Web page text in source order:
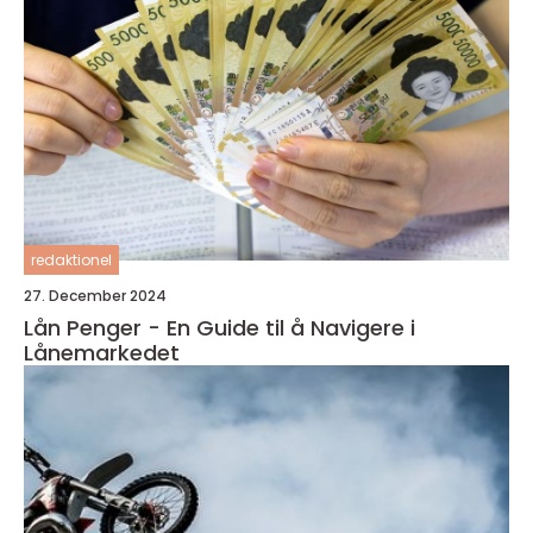
redaktionel
27. December 2024
Lån Penger - En Guide til å Navigere i
Lånemarkedet